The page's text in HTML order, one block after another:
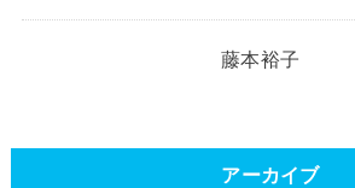
藤本裕子
アーカイブ